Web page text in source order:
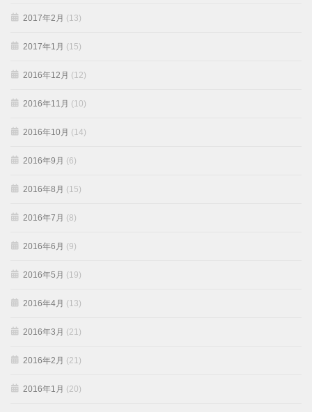
2017年2月 (13)
2017年1月 (15)
2016年12月 (12)
2016年11月 (10)
2016年10月 (14)
2016年9月 (6)
2016年8月 (15)
2016年7月 (8)
2016年6月 (9)
2016年5月 (19)
2016年4月 (13)
2016年3月 (21)
2016年2月 (21)
2016年1月 (20)